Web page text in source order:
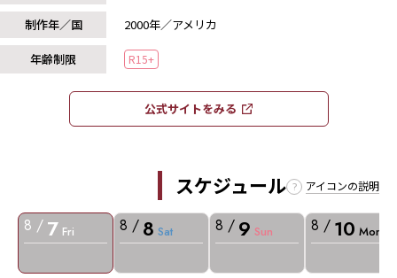
制作年／国
2000年／アメリカ
年齢制限 R15+
公式サイトをみる​​
スケジュール アイコンの説明
8 / 7 Fri 8 / 8 Sat 8 / 9 Sun 8 / 10 Mon